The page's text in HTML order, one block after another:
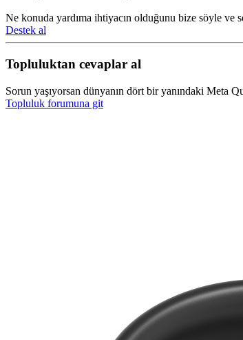
Ne konuda yardıma ihtiyacın olduğunu bize söyle ve
Destek al
Topluluktan cevaplar al
Sorun yaşıyorsan dünyanın dört bir yanındaki Meta
Topluluk forumuna git